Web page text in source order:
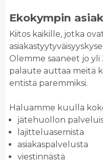
Ekokympin
Kiitos kaikille, jotka
Olemme saaneet jo yli
palaute auttaa meitä
entistä paremmiksi.
Haluamme kuulla
jätehuollon
lajitteluasemista
asiakaspalvelusta
viestinnästä